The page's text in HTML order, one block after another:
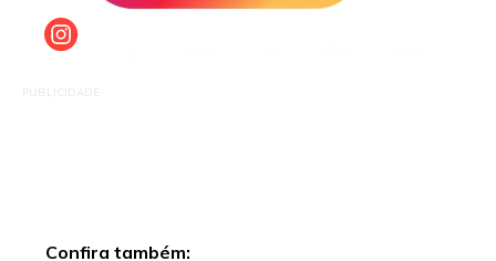
PUBLICIDADE
Confira também: